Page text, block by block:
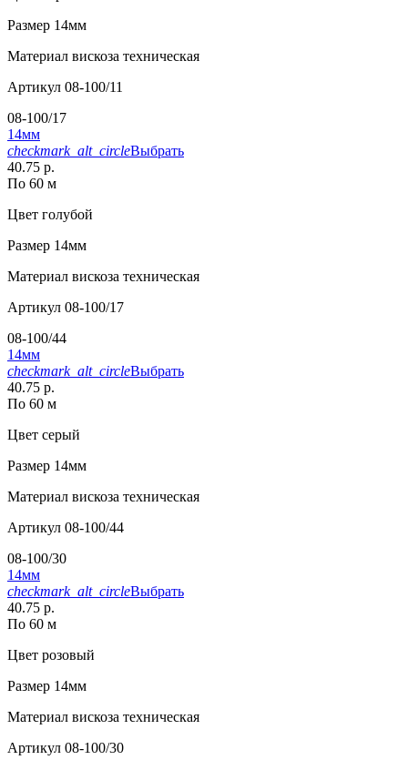
Размер 14мм
Материал вискоза техническая
Артикул 08-100/11
08-100/17
14мм
checkmark_alt_circleВыбрать
40.75 р.
По 60 м
Цвет голубой
Размер 14мм
Материал вискоза техническая
Артикул 08-100/17
08-100/44
14мм
checkmark_alt_circleВыбрать
40.75 р.
По 60 м
Цвет серый
Размер 14мм
Материал вискоза техническая
Артикул 08-100/44
08-100/30
14мм
checkmark_alt_circleВыбрать
40.75 р.
По 60 м
Цвет розовый
Размер 14мм
Материал вискоза техническая
Артикул 08-100/30